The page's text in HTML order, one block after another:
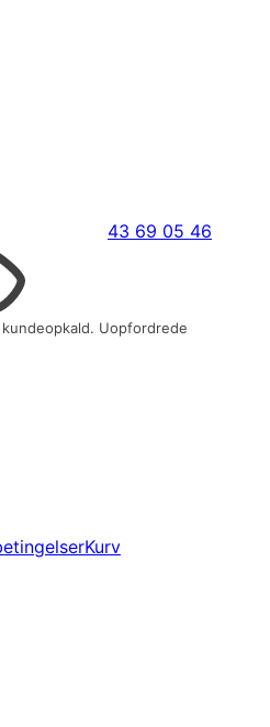
43 69 05 46
Uopfordrede
Kurv